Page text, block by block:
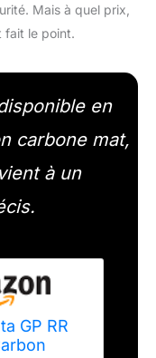
Mais à quel prix,
fait le point.
en
carbone mat,
à un
GP RR